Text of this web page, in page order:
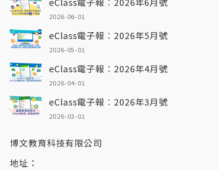
2026-06-01
eClass電子報︰2026年5月號
2026-05-01
eClass電子報︰2026年4月號
2026-04-01
eClass電子報︰2026年3月號
2026-03-01
博文教育科技有限公司
地址：